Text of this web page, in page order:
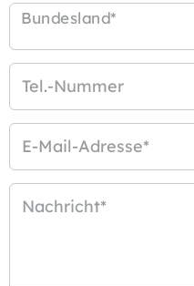
Bundesland*
Tel.-Nummer
E-Mail-Adresse*
Nachricht*